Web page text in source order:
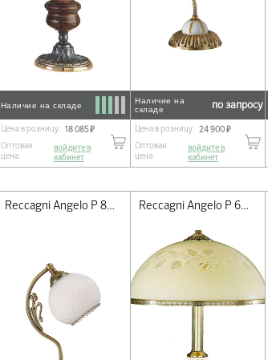
Наличие на складе
Цена в розницу: 18 085 ₽
Оптовая
цена:
войдите в
кабинет
Наличие на
складе
по запросу
Цена в розницу:
24 900 ₽
Оптовая
цена:
войдите в
кабинет
Reccagni Angelo P 8605 P Reccagni Angelo P 6808 G